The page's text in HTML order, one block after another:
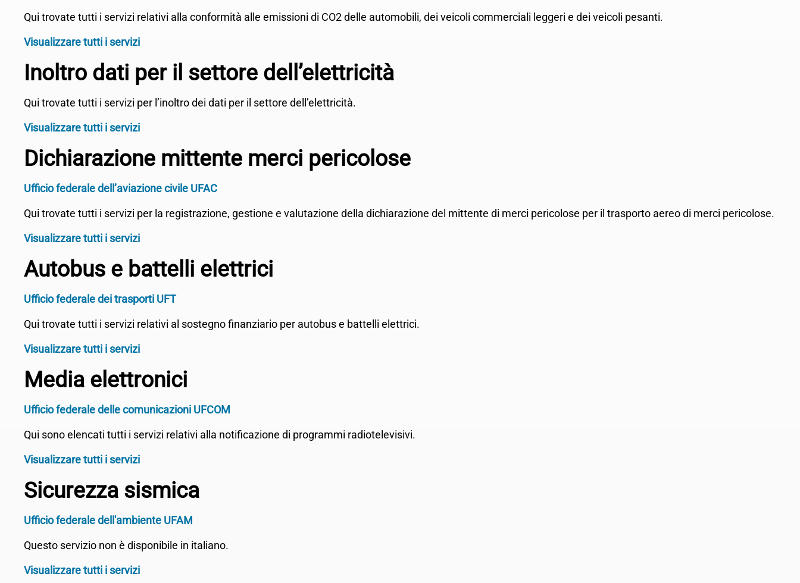
Qui trovate tutti i servizi relativi alla conformità alle emissioni di CO2 delle automobili, dei veicoli commerciali leggeri e dei veicoli pesanti.
Visualizzare tutti i servizi
Inoltro dati per il settore dell’elettricità
Qui trovate tutti i servizi per l’inoltro dei dati per il settore dell’elettricità.
Visualizzare tutti i servizi
Dichiarazione mittente merci pericolose
Ufficio federale dell’aviazione civile UFAC
Qui trovate tutti i servizi per la registrazione, gestione e valutazione della dichiarazione del mittente di merci pericolose per il trasporto aereo di merci pericolose.
Visualizzare tutti i servizi
Autobus e battelli elettrici
Ufficio federale dei trasporti UFT
Qui trovate tutti i servizi relativi al sostegno finanziario per autobus e battelli elettrici.
Visualizzare tutti i servizi
Media elettronici
Ufficio federale delle comunicazioni UFCOM
Qui sono elencati tutti i servizi relativi alla notificazione di programmi radiotelevisivi.
Visualizzare tutti i servizi
Sicurezza sismica
Ufficio federale dell'ambiente UFAM
Questo servizio non è disponibile in italiano.
Visualizzare tutti i servizi